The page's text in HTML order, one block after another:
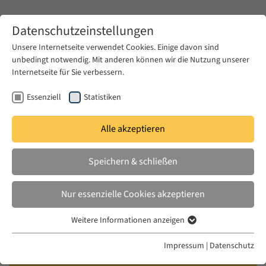
Zum Hauptinhalt springen
DO. 18 NOV. 2021
Call for Papers: Arab-Soviet
Internationalism – Socialist
Internationalism, International
Organizations and the Politics of
Revolution in the 20th and 21st
Datenschutzeinstellungen
Unsere Internetseite verwendet Cookies. Einige davon sind
unbedingt notwendig. Mit anderen können wir die Nutzung unserer
Internetseite für Sie verbessern.
Essenziell Statistiken
Alle akzeptieren
Speichern & schließen
Nur essenzielle Cookies akzeptieren
Essenzielle Cookies werden für grundlegende Funktionen der
Weitere Informationen anzeigen
Impressum | Datenschutz